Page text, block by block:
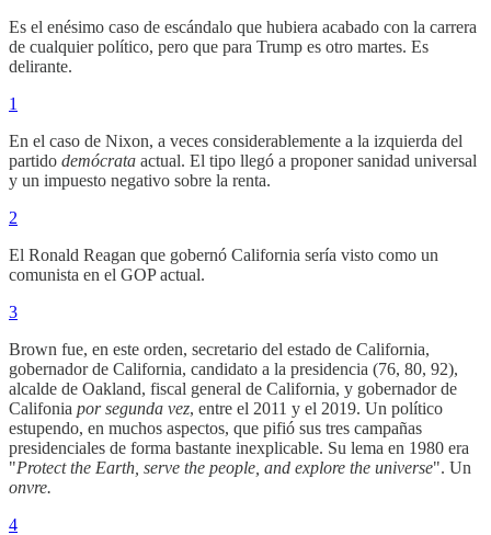
Es el enésimo caso de escándalo que hubiera acabado con la carrera
de cualquier político, pero que para Trump es otro martes. Es
delirante.
1
En el caso de Nixon, a veces considerablemente a la izquierda del
partido demócrata actual. El tipo llegó a proponer sanidad universal
y un impuesto negativo sobre la renta.
2
El Ronald Reagan que gobernó California sería visto como un
comunista en el GOP actual.
3
Brown fue, en este orden, secretario del estado de California,
gobernador de California, candidato a la presidencia (76, 80, 92),
alcalde de Oakland, fiscal general de California, y gobernador de
Califonia por segunda vez, entre el 2011 y el 2019. Un político
estupendo, en muchos aspectos, que pifió sus tres campañas
presidenciales de forma bastante inexplicable. Su lema en 1980 era
"Protect the Earth, serve the people, and explore the universe". Un
onvre.
4